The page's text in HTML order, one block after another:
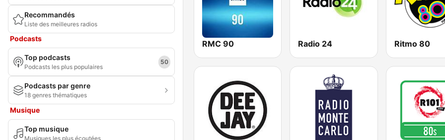
Recommandés
Liste des meilleures radios
Podcasts
Top podcasts
Podcasts les plus populaires
50
Podcasts par genre
18 genres thématiques
Musique
Top musique
Musiques les plus écoutées
RMC 90 Radio 24 Ritmo 80